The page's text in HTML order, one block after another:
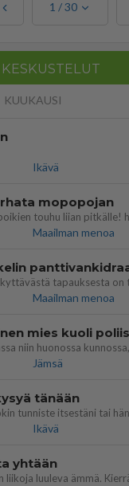
1 /30
KUUKAUSI
Ikävä
mopopojan
Maailman menoa
Maailman menoa
Jämsä
tänään
tunniste itsestäni tai
Ikävä
yhtään